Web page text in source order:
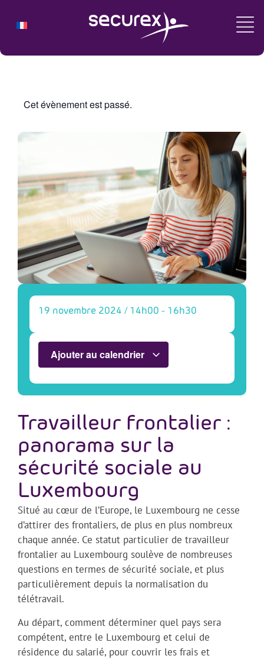
Cet évènement est passé.
19 novembre 2024 / 14h00 - 16h30
Ajouter au calendrier
Travailleur frontalier :
panorama sur la
sécurité sociale au
Luxembourg
Situé au cœur de l’Europe, le Luxembourg ne cesse
d’attirer des frontaliers, de plus en plus nombreux
chaque année. Ce statut particulier de travailleur
frontalier au Luxembourg soulève de nombreuses
questions en termes de sécurité sociale, et plus
particulièrement depuis la normalisation du
télétravail.
Au départ, comment déterminer quel pays sera
compétent, entre le Luxembourg et celui de
résidence du salarié, pour couvrir les frais et